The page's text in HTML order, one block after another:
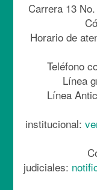
Carrera 13
Horario de
Teléfono
Línea
Línea
institucional:
judiciales: